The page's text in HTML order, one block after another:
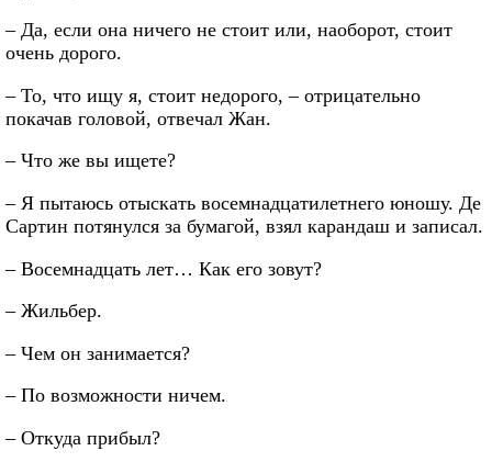
– Да, если она ничего не стоит или, наоборот, стоит
очень дорого.
– То, что ищу я, стоит недорого, – отрицательно
покачав головой, отвечал Жан.
– Что же вы ищете?
– Я пытаюсь отыскать восемнадцатилетнего юношу. Де
Сартин потянулся за бумагой, взял карандаш и записал.
– Восемнадцать лет… Как его зовут?
– Жильбер.
– Чем он занимается?
– По возможности ничем.
– Откуда прибыл?